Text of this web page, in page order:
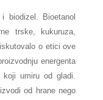
biodizel. Bioetanol
trske, kukuruza,
o etici ove
energenta
koji umiru od gladi.
od hrane nego